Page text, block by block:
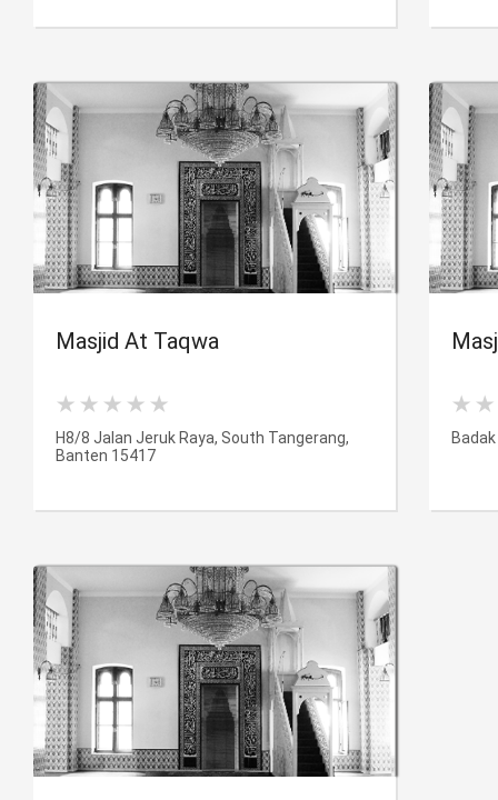
Masjid At Taqwa
H8/8 Jalan Jeruk Raya, South Tangerang,
Banten 15417